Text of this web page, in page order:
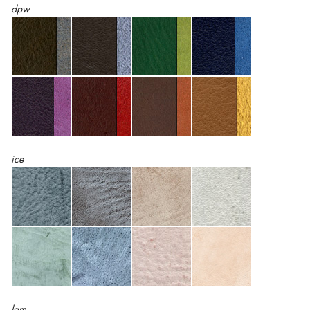
dpw
ice